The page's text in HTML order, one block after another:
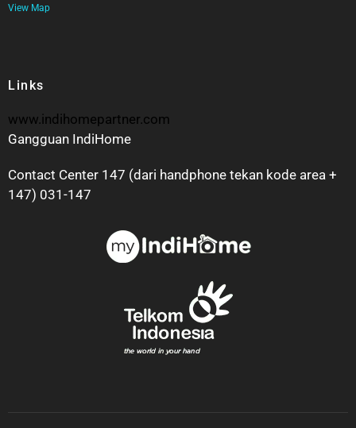
View Map
Links
www.indihomepartner.com
Gangguan IndiHome
Contact Center 147 (dari handphone tekan kode area +
147) 031-147